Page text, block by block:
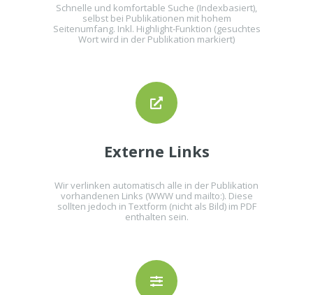
Schnelle und komfortable Suche (Indexbasiert),
selbst bei Publikationen mit hohem
Seitenumfang. Inkl. Highlight-Funktion (gesuchtes
Wort wird in der Publikation markiert)
Externe Links
Wir verlinken automatisch alle in der Publikation
vorhandenen Links (WWW und mailto:). Diese
sollten jedoch in Textform (nicht als Bild) im PDF
enthalten sein.